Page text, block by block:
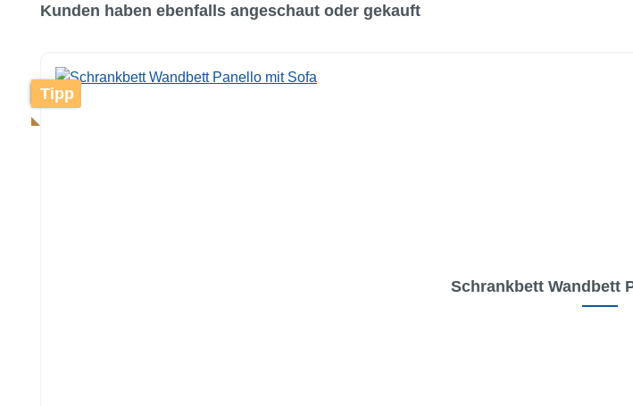
Produktgalerie überspringen
Kunden haben ebenfalls angeschaut oder gekauft
Tipp
Schrankbett Wandbett